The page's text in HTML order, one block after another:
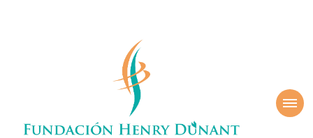
Henry
América Latina